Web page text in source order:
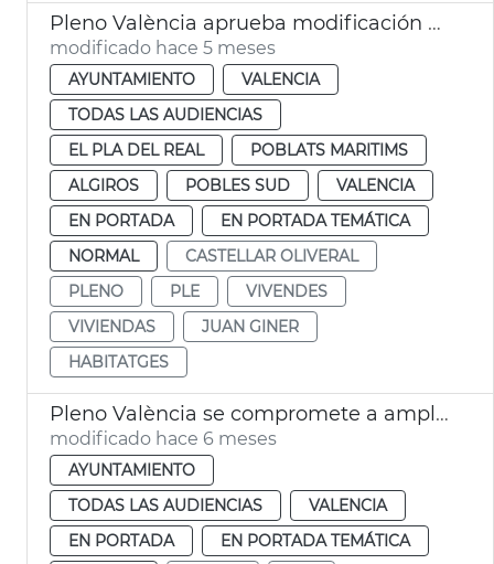
Pleno València aprueba modificación PGOU cambio uso parcelas Telefónica
modificado hace 5 meses
AYUNTAMIENTO
VALENCIA
TODAS LAS AUDIENCIAS
EL PLA DEL REAL
POBLATS MARITIMS
ALGIROS
POBLES SUD
VALENCIA
EN PORTADA
EN PORTADA TEMÁTICA
NORMAL
CASTELLAR OLIVERAL
PLENO
PLE
VIVENDES
VIVIENDAS
JUAN GINER
HABITATGES
Pleno València se compromete a ampliar ayudas al alquiler
modificado hace 6 meses
AYUNTAMIENTO
TODAS LAS AUDIENCIAS
VALENCIA
EN PORTADA
EN PORTADA TEMÁTICA